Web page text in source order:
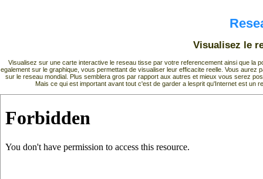
Visualisez le
Visualisez sur une carte interactive le reseau tisse par votre referencement ainsi que la
egalement sur le graphique, vous permettant de visualiser leur efficacite reelle. Vous
sur le reseau mondial. Plus semblera gros par rapport aux autres et mieux vous serez
Mais ce qui est important avant tout c'est de garder a lesprit qu'Internet est un